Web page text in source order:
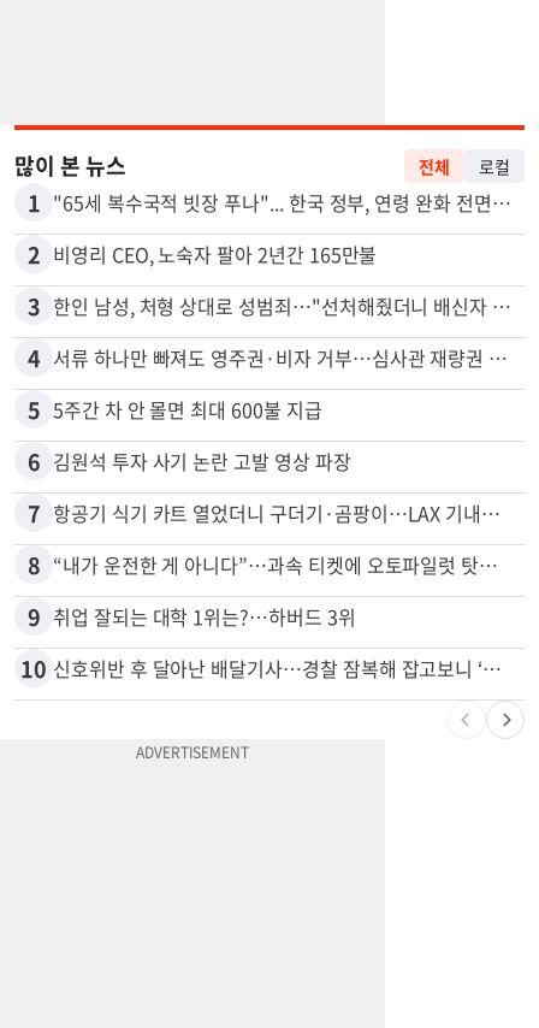
1
2 비영리 CEO, 노숙자 팔아 2년간 165만불
3 한인 남성, 처형 상대로 성범죄…"선처해줬더니 배신자 취급"
4
5 5주간 차 안 몰면 최대 600불 지급
6 김원석 투자 사기 논란 고발 영상 파장
7 항공기 식기 카트 열었더니 구더기·곰팡이…LAX 기내식 업체 논란
8
9 취업 잘되는 대학 1위는?…하버드 3위
신호위반 후 달아난 배달기사…경찰 잠복해 잡고보니 ‘반전’